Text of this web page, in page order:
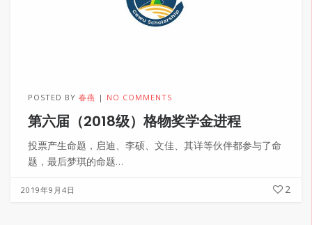
POSTED BY春燕 NO COMMENTS
第六届（2018级）格物奖学金进程
投票产生命题，启迪、李硕、文佳、其详等伙伴都参与了命
题，最后梦琪的命题…
2019年9月4日 2